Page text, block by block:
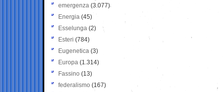
emergenza (3.077)
Energia (45)
Esselunga (2)
Esteri (784)
Eugenetica (3)
Europa (1.314)
Fassino (13)
federalismo (167)